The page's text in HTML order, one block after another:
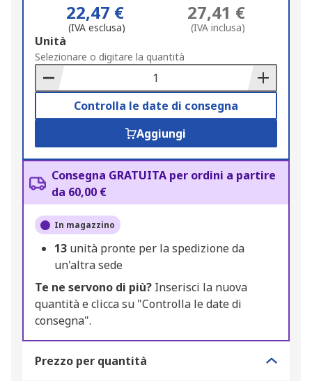
22,47 €
(IVA esclusa)
27,41 €
(IVA inclusa)
Add
to
Basket
Unità
Selezionare o digitare la quantità
Controlla le date di consegna
Aggiungi
Consegna GRATUITA per ordini a partire
da 60,00 €
In magazzino
13 unità pronte per la spedizione da
un'altra sede
Te ne servono di più? Inserisci la nuova
quantità e clicca su "Controlla le date di
consegna".
Prezzo per quantità